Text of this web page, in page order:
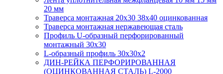
20 мм
Траверса монтажная 20х30 38х40 оцинкованная
Траверса монтажная нержавеющая сталь
Профиль U-образный перфорированный
монтажный 30х30
L-образный профиль 30х30х2
ДИН-РЕЙКА ПЕРФОРИРОВАННАЯ
(ОЦИНКОВАННАЯ СТАЛЬ) L-2000